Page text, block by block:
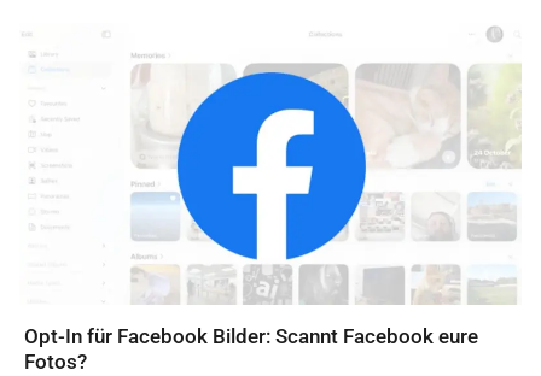
Opt-In für Facebook Bilder: Scannt Facebook eure
Fotos?